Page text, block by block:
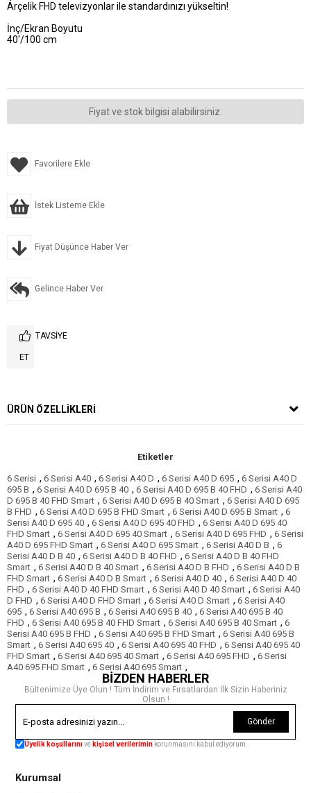
Arçelik FHD televizyonlar ile standardınızı yükseltin!
İnç/Ekran Boyutu
40'/100 cm
Fiyat ve stok bilgisi alabilirsiniz.
Favorilere Ekle
İstek Listeme Ekle
Fiyat Düşünce Haber Ver
Gelince Haber Ver
TAVSIYE
ET
ÜRÜN ÖZELLIKLERI
Etiketler
6 Serisi , 6 Serisi A40 , 6 Serisi A40 D , 6 Serisi A40 D 695 , 6 Serisi A40 D
695 B , 6 Serisi A40 D 695 B 40 , 6 Serisi A40 D 695 B 40 FHD , 6 Serisi A40
D 695 B 40 FHD Smart , 6 Serisi A40 D 695 B 40 Smart , 6 Serisi A40 D 695
B FHD , 6 Serisi A40 D 695 B FHD Smart , 6 Serisi A40 D 695 B Smart , 6
Serisi A40 D 695 40 , 6 Serisi A40 D 695 40 FHD , 6 Serisi A40 D 695 40
FHD Smart , 6 Serisi A40 D 695 40 Smart , 6 Serisi A40 D 695 FHD , 6 Serisi
A40 D 695 FHD Smart , 6 Serisi A40 D 695 Smart , 6 Serisi A40 D B , 6
Serisi A40 D B 40 , 6 Serisi A40 D B 40 FHD , 6 Serisi A40 D B 40 FHD
Smart , 6 Serisi A40 D B 40 Smart , 6 Serisi A40 D B FHD , 6 Serisi A40 D B
FHD Smart , 6 Serisi A40 D B Smart , 6 Serisi A40 D 40 , 6 Serisi A40 D 40
FHD , 6 Serisi A40 D 40 FHD Smart , 6 Serisi A40 D 40 Smart , 6 Serisi A40
D FHD , 6 Serisi A40 D FHD Smart , 6 Serisi A40 D Smart , 6 Serisi A40
695 , 6 Serisi A40 695 B , 6 Serisi A40 695 B 40 , 6 Serisi A40 695 B 40
FHD , 6 Serisi A40 695 B 40 FHD Smart , 6 Serisi A40 695 B 40 Smart , 6
Serisi A40 695 B FHD , 6 Serisi A40 695 B FHD Smart , 6 Serisi A40 695 B
Smart , 6 Serisi A40 695 40 , 6 Serisi A40 695 40 FHD , 6 Serisi A40 695 40
FHD Smart , 6 Serisi A40 695 40 Smart , 6 Serisi A40 695 FHD , 6 Serisi
A40 695 FHD Smart , 6 Serisi A40 695 Smart ,
BİZDEN HABERLER
Bültenimize Üye Olun ! Tüm İndirim ve Fırsatlardan İlk Sizin Haberiniz
Olsun !
Gönder
Üyelik koşullarınıve kişisel verilerimin korunmasını kabul ediyorum.
Kurumsal